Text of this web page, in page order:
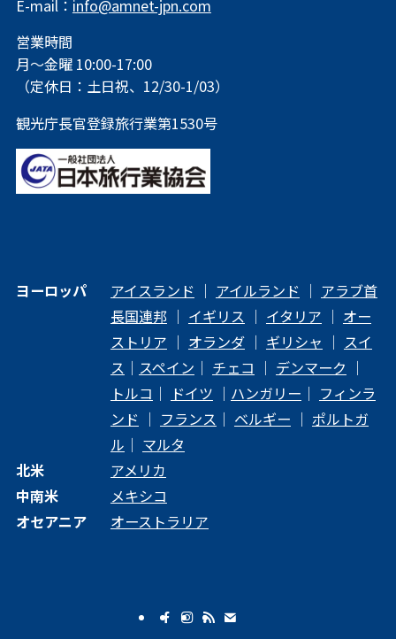
E-mail： info@amnet-jpn.com
営業時間
月～金曜 10:00-17:00
（定休日：土日祝、12/30-1/03）
観光庁長官登録旅行業第1530号
ヨーロッパ アイスランド ｜ アイルランド ｜ アラブ首
長国連邦｜ イギリス ｜ イタリア ｜ オー
ストリア ｜ オランダ｜ ギリシャ ｜ スイ
ス ｜ スペイン ｜ チェコ ｜ デンマーク ｜
トルコ ｜ ドイツ ｜ ハンガリー ｜ フィンラ
ンド ｜ フランス ｜ ベルギー ｜ ポルトガ
ル ｜ マルタ
北米
アメリカ
中南米
メキシコ
オセアニア
オーストラリア